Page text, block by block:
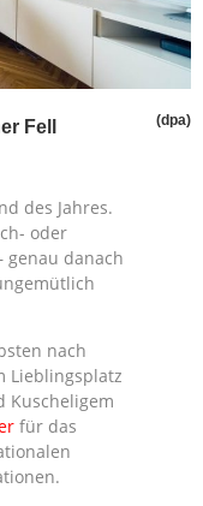
Fell
(dpa)
des Jahres.
oder
genau danach
nach
Lieblingsplatz
Kuscheligem
für das